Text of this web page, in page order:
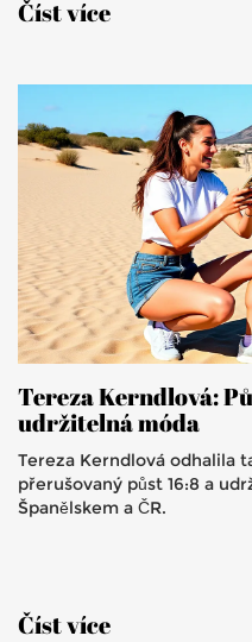
Číst více
Tereza Kerndlová:
udržitelná móda
Tereza Kerndlová odhalila
přerušovaný půst 16:8 a
Španělskem a ČR.
Číst více